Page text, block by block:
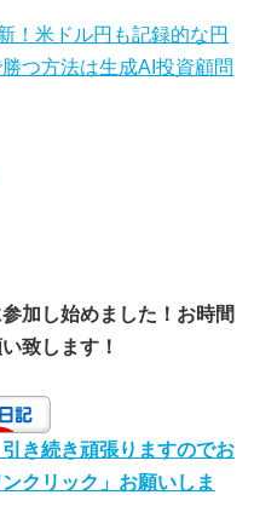
！米ドル円も記録的な円
つ方法は生成AI投資顧問
加し始めました！お時間
致します！
き続き頑張りますのでお
クリック」お願いしま